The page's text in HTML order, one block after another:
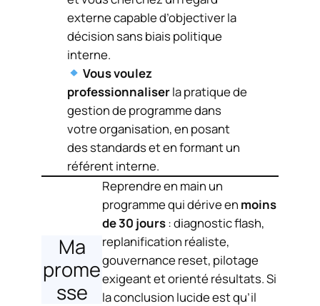
externe capable d’objectiver la
décision sans biais politique
interne.
Vous voulez
professionnaliserla pratique de
gestion de programme dans
votre organisation, en posant
des standards et en formant un
référent interne.
Ma
prome
sse
Reprendre en main un
programme qui dérive en moins
de 30 jours: diagnostic flash,
replanification réaliste,
gouvernance reset, pilotage
exigeant et orienté résultats. Si
la conclusion lucide est qu’il